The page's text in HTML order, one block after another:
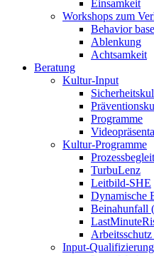
Einsamkeit
Workshops zum
Behavior
Ablenkung
Achtsamkeit
Beratung
Kultur-Input
Programme
Kultur-Programme
TurbuLenz
Leitbild-SHE
Dynamische
Beinahunfall
Input-Qualifizierung